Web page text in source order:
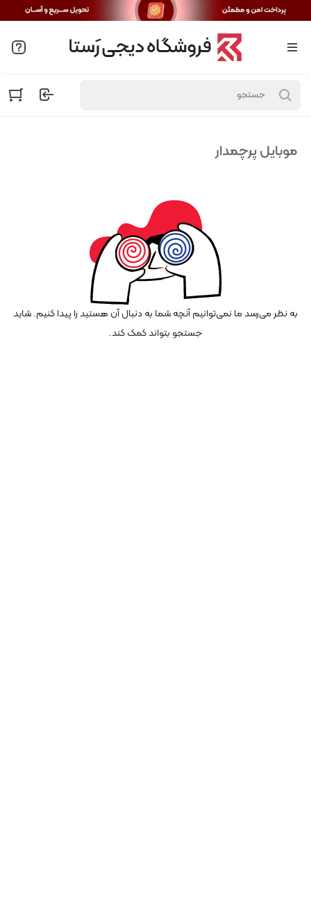
موبایل پرچمدار
به نظر می‌رسد ما نمی‌توانیم آنچه شما به دنبال آن هستید را پیدا کنیم. شاید
جستجو بتواند کمک کند.